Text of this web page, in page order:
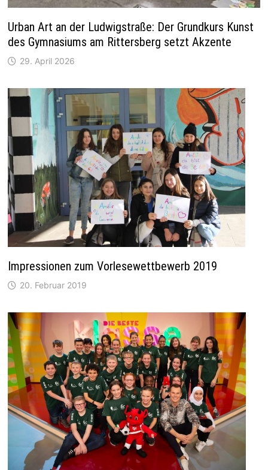
Urban Art an der Ludwigstraße: Der Grundkurs Kunst
des Gymnasiums am Rittersberg setzt Akzente
29. April 2026
Impressionen zum Vorlesewettbewerb 2019
20. Februar 2019